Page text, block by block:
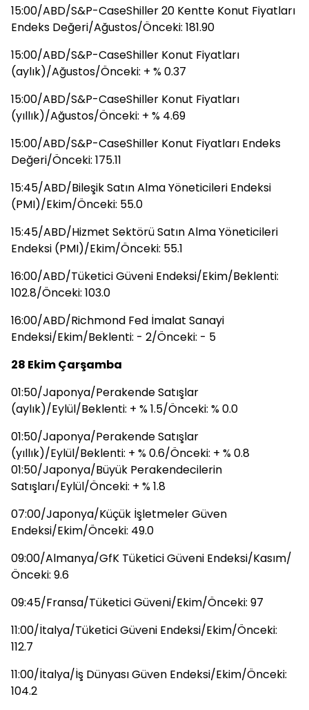
15:00/ABD/S&P-CaseShiller 20 Kentte Konut Fiyatları
Endeks Değeri/Ağustos/Önceki: 181.90
15:00/ABD/S&P-CaseShiller Konut Fiyatları
(aylık)/Ağustos/Önceki: + % 0.37
15:00/ABD/S&P-CaseShiller Konut Fiyatları
(yıllık)/Ağustos/Önceki: + % 4.69
15:00/ABD/S&P-CaseShiller Konut Fiyatları Endeks
Değeri/Önceki: 175.11
15:45/ABD/Bileşik Satın Alma Yöneticileri Endeksi
(PMI)/Ekim/Önceki: 55.0
15:45/ABD/Hizmet Sektörü Satın Alma Yöneticileri
Endeksi (PMI)/Ekim/Önceki: 55.1
16:00/ABD/Tüketici Güveni Endeksi/Ekim/Beklenti:
102.8/Önceki: 103.0
16:00/ABD/Richmond Fed İmalat Sanayi
Endeksi/Ekim/Beklenti: - 2/Önceki: - 5
28 Ekim Çarşamba
01:50/Japonya/Perakende Satışlar
(aylık)/Eylül/Beklenti: + % 1.5/Önceki: % 0.0
01:50/Japonya/Perakende Satışlar
(yıllık)/Eylül/Beklenti: + % 0.6/Önceki: + % 0.8
01:50/Japonya/Büyük Perakendecilerin
Satışları/Eylül/Önceki: + % 1.8
07:00/Japonya/Küçük İşletmeler Güven
Endeksi/Ekim/Önceki: 49.0
09:00/Almanya/GfK Tüketici Güveni Endeksi/Kasım/
Önceki: 9.6
09:45/Fransa/Tüketici Güveni/Ekim/Önceki: 97
11:00/İtalya/Tüketici Güveni Endeksi/Ekim/Önceki:
112.7
11:00/İtalya/İş Dünyası Güven Endeksi/Ekim/Önceki:
104.2